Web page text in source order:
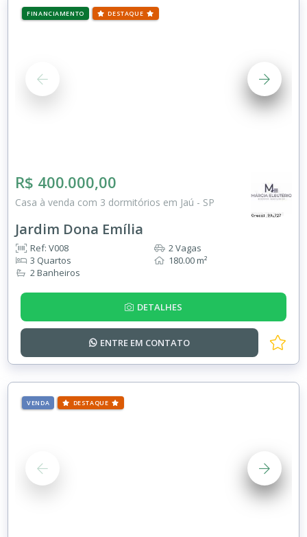
FINANCIAMENTO DESTAQUE
R$ 400.000,00
Casa à venda com 3 dormitórios em Jaú - SP
Jardim Dona Emília
Ref: V008
3 Quartos
2 Banheiros
2 Vagas
180.00 m²
DETALHES
ENTRE EM CONTATO
VENDA DESTAQUE